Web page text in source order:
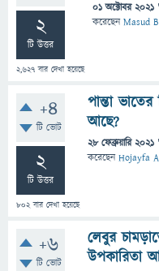
2
টি উত্তর
2,627 বার দেখা হয়েছে
01 অক্টোবর 2021
করেছেনMasud
+4
টি ভোট
2
টি উত্তর
802বার দেখা হয়েছে
পান্তা
আছে?
28 ফেব্রুয়ারি 2021
করেছেনHojayfa
+6
টি ভোট
লেবুর
উপকারিতা